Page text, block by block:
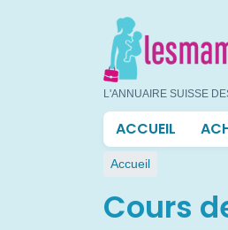
L'ANNUAIRE SUISSE
ACCUEIL
Fil
d'Ariane
Accueil
Cours